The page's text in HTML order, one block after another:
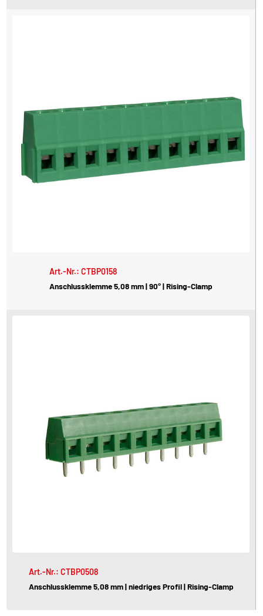
Art.-Nr.: CTBP0158
Anschlussklemme 5,08 mm | 90° | Rising-Clamp
Art.-Nr.: CTBP0508
Anschlussklemme 5,08 mm | niedriges Profil | Rising-Clamp